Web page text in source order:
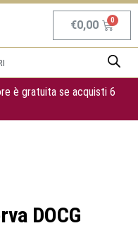
€0,00
è gratuita se acquisti 6
DOCG